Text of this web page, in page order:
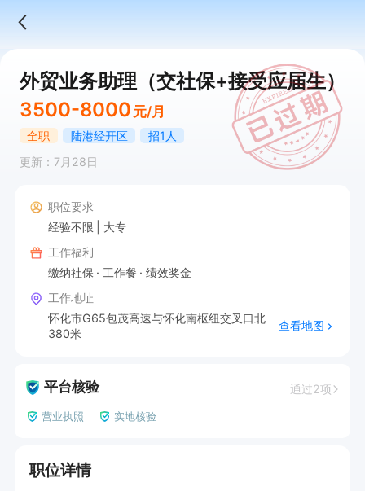
外贸业务助理（交社保+接受应届生）
3500-8000 元/月
全职 陆港经开区
招1人
更新：7月28日
职位要求
经验不限
大专
工作福利
缴纳社保
工作餐
绩效奖金
工作地址
怀化市G65包茂高速与怀化南枢纽交叉口北
380米
查看地图
平台核验 通过2项
营业执照 实地核验
职位详情